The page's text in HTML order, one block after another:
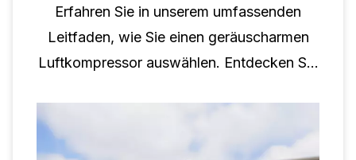
Erfahren Sie in unserem umfassenden
Leitfaden, wie Sie einen geräuscharmen
Luftkompressor auswählen. Entdecken Sie